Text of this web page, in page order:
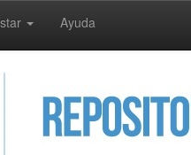
Ayuda